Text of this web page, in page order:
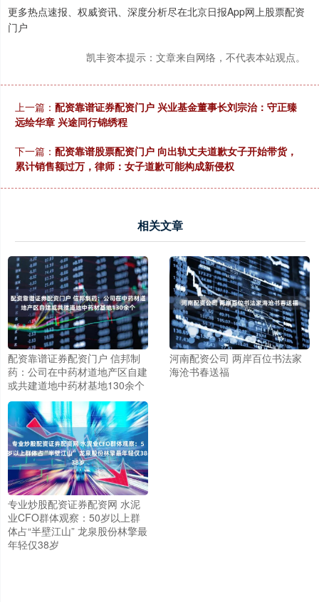
更多热点速报、权威资讯、深度分析尽在北京日报App网上股票配资
门户
凯丰资本提示：文章来自网络，不代表本站观点。
上一篇： 配资靠谱证券配资门户 兴业基金董事长刘宗治：守正臻
远绘华章 兴途同行锦绣程
下一篇： 配资靠谱股票配资门户 向出轨丈夫道歉女子开始带货，
累计销售额过万，律师：女子道歉可能构成新侵权
相关文章
配资靠谱证券配资门户 信邦制
药：公司在中药材道地产区自建
或共建道地中药材基地130余个
河南配资公司 两岸百位书法家
海沧书春送福
专业炒股配资证券配资网 水泥
业CFO群体观察：50岁以上群
体占“半壁江山” 龙泉股份林擎最
年轻仅38岁